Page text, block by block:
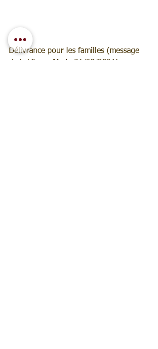
Délivrance pour les familles (message